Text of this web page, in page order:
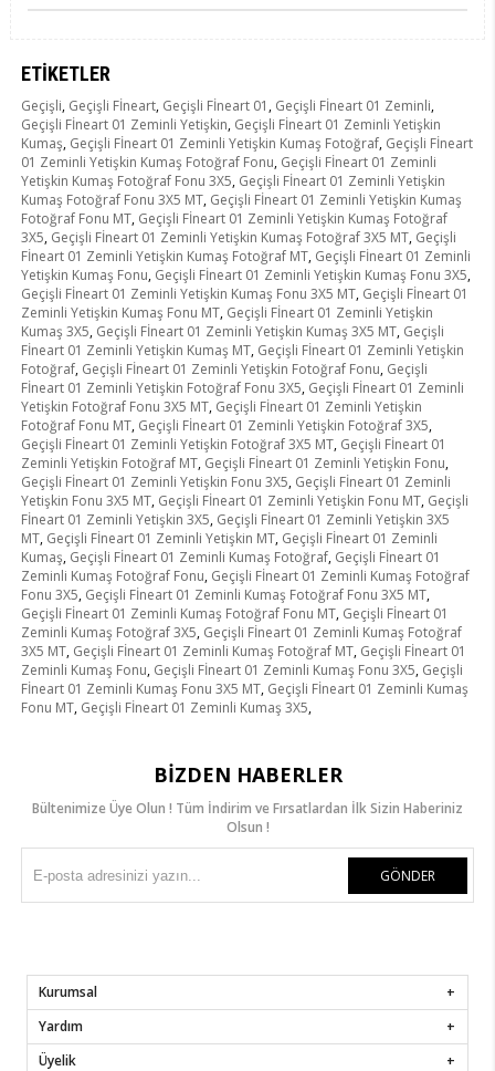
ETIKETLER
Geçişli, Geçişli Fİneart, Geçişli Fİneart 01 , Geçişli Fİneart 01 Zeminli,
Geçişli Fİneart 01 Zeminli Yetişkin, Geçişli Fİneart 01 Zeminli Yetişkin
Kumaş, Geçişli Fİneart 01 Zeminli Yetişkin Kumaş Fotoğraf, Geçişli Fİneart
01 Zeminli Yetişkin Kumaş Fotoğraf Fonu, Geçişli Fİneart 01 Zeminli
Yetişkin Kumaş Fotoğraf Fonu 3X5, Geçişli Fİneart 01 Zeminli Yetişkin
Kumaş Fotoğraf Fonu 3X5 MT, Geçişli Fİneart 01 Zeminli Yetişkin Kumaş
Fotoğraf Fonu MT, Geçişli Fİneart 01 Zeminli Yetişkin Kumaş Fotoğraf
3X5, Geçişli Fİneart 01 Zeminli Yetişkin Kumaş Fotoğraf 3X5 MT, Geçişli
Fİneart 01 Zeminli Yetişkin Kumaş Fotoğraf MT, Geçişli Fİneart 01 Zeminli
Yetişkin Kumaş Fonu, Geçişli Fİneart 01 Zeminli Yetişkin Kumaş Fonu 3X5,
Geçişli Fİneart 01 Zeminli Yetişkin Kumaş Fonu 3X5 MT, Geçişli Fİneart 01
Zeminli Yetişkin Kumaş Fonu MT, Geçişli Fİneart 01 Zeminli Yetişkin
Kumaş 3X5, Geçişli Fİneart 01 Zeminli Yetişkin Kumaş 3X5 MT, Geçişli
Fİneart 01 Zeminli Yetişkin Kumaş MT, Geçişli Fİneart 01 Zeminli Yetişkin
Fotoğraf, Geçişli Fİneart 01 Zeminli Yetişkin Fotoğraf Fonu, Geçişli
Fİneart 01 Zeminli Yetişkin Fotoğraf Fonu 3X5, Geçişli Fİneart 01 Zeminli
Yetişkin Fotoğraf Fonu 3X5 MT, Geçişli Fİneart 01 Zeminli Yetişkin
Fotoğraf Fonu MT, Geçişli Fİneart 01 Zeminli Yetişkin Fotoğraf 3X5,
Geçişli Fİneart 01 Zeminli Yetişkin Fotoğraf 3X5 MT, Geçişli Fİneart 01
Zeminli Yetişkin Fotoğraf MT, Geçişli Fİneart 01 Zeminli Yetişkin Fonu,
Geçişli Fİneart 01 Zeminli Yetişkin Fonu 3X5, Geçişli Fİneart 01 Zeminli
Yetişkin Fonu 3X5 MT, Geçişli Fİneart 01 Zeminli Yetişkin Fonu MT, Geçişli
Fİneart 01 Zeminli Yetişkin 3X5, Geçişli Fİneart 01 Zeminli Yetişkin 3X5
MT, Geçişli Fİneart 01 Zeminli Yetişkin MT, Geçişli Fİneart 01 Zeminli
Kumaş, Geçişli Fİneart 01 Zeminli Kumaş Fotoğraf, Geçişli Fİneart 01
Zeminli Kumaş Fotoğraf Fonu, Geçişli Fİneart 01 Zeminli Kumaş Fotoğraf
Fonu 3X5, Geçişli Fİneart 01 Zeminli Kumaş Fotoğraf Fonu 3X5 MT,
Geçişli Fİneart 01 Zeminli Kumaş Fotoğraf Fonu MT, Geçişli Fİneart 01
Zeminli Kumaş Fotoğraf 3X5, Geçişli Fİneart 01 Zeminli Kumaş Fotoğraf
3X5 MT, Geçişli Fİneart 01 Zeminli Kumaş Fotoğraf MT, Geçişli Fİneart 01
Zeminli Kumaş Fonu, Geçişli Fİneart 01 Zeminli Kumaş Fonu 3X5, Geçişli
Fİneart 01 Zeminli Kumaş Fonu 3X5 MT, Geçişli Fİneart 01 Zeminli Kumaş
Fonu MT, Geçişli Fİneart 01 Zeminli Kumaş 3X5,
BIZDEN HABERLER
Bültenimize Üye Olun ! Tüm İndirim ve Fırsatlardan İlk Sizin Haberiniz
Olsun !
GÖNDER
Kurumsal
Yardım
Üyelik